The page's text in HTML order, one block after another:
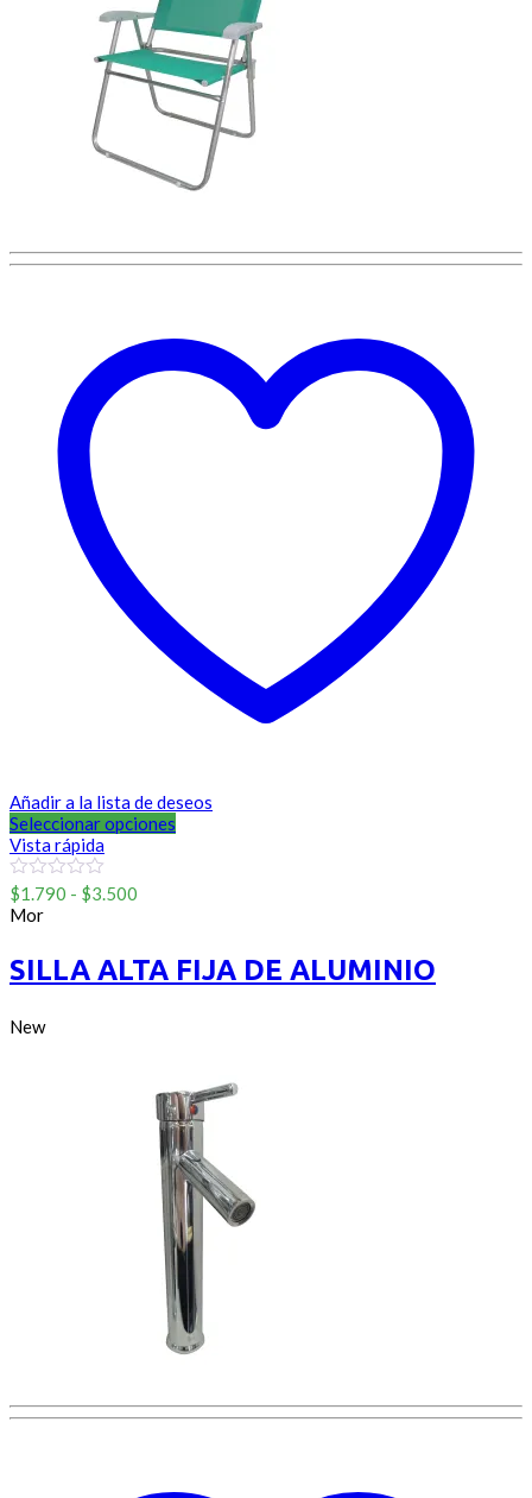
Añadir a la lista de deseos
Seleccionar opciones
Vista rápida
0
out
of
$1.790 - $3.500
desde
$1.790
Mor
SILLA ALTA FIJA DE ALUMINIO
New